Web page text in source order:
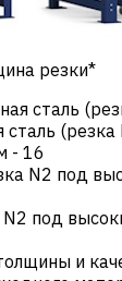
резки*
сталь
(резка
- 16
N2 под
N2 под
и